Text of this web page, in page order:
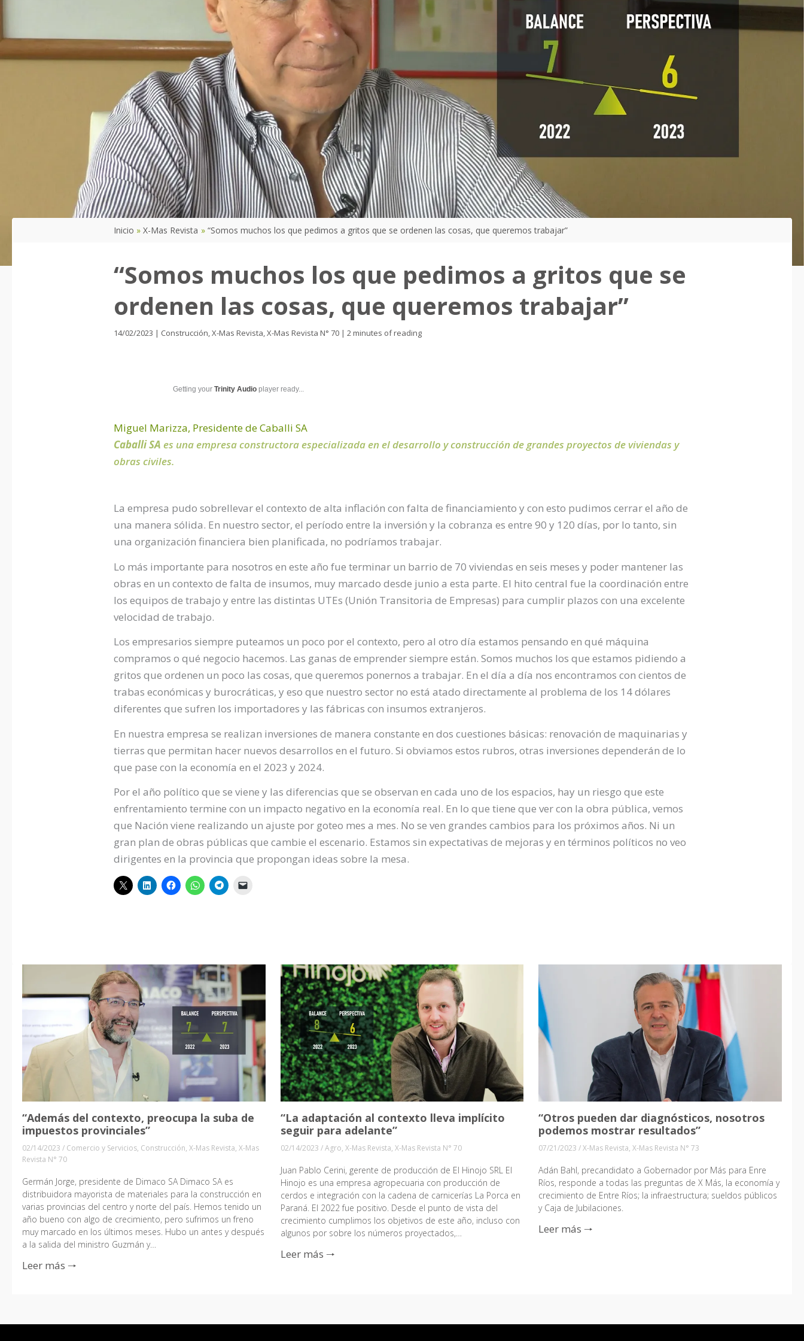
Inicio X-Mas Revista “Somos muchos los que pedimos a gritos que se ordenen las cosas, que queremos trabajar”
“Somos muchos los que pedimos a gritos que se
ordenen las cosas, que queremos trabajar”
14/02/2023 | Construcción,X-Mas Revista,X-Mas Revista N° 70 | 2 minutes of reading
Getting your Trinity Audio player ready...
Miguel Marizza, Presidente de Caballi SA
Caballi SA es una empresa constructora especializada en el desarrollo y construcción de grandes proyectos de viviendas y
obras civiles.
La empresa pudo sobrellevar el contexto de alta inflación con falta de financiamiento y con esto pudimos cerrar el año de
una manera sólida. En nuestro sector, el período entre la inversión y la cobranza es entre 90 y 120 días, por lo tanto, sin
una organización financiera bien planificada, no podríamos trabajar.
Lo más importante para nosotros en este año fue terminar un barrio de 70 viviendas en seis meses y poder mantener las
obras en un contexto de falta de insumos, muy marcado desde junio a esta parte. El hito central fue la coordinación entre
los equipos de trabajo y entre las distintas UTEs (Unión Transitoria de Empresas) para cumplir plazos con una excelente
velocidad de trabajo.
Los empresarios siempre puteamos un poco por el contexto, pero al otro día estamos pensando en qué máquina
compramos o qué negocio hacemos. Las ganas de emprender siempre están. Somos muchos los que estamos pidiendo a
gritos que ordenen un poco las cosas, que queremos ponernos a trabajar. En el día a día nos encontramos con cientos de
trabas económicas y burocráticas, y eso que nuestro sector no está atado directamente al problema de los 14 dólares
diferentes que sufren los importadores y las fábricas con insumos extranjeros.
En nuestra empresa se realizan inversiones de manera constante en dos cuestiones básicas: renovación de maquinarias y
tierras que permitan hacer nuevos desarrollos en el futuro. Si obviamos estos rubros, otras inversiones dependerán de lo
que pase con la economía en el 2023 y 2024.
Por el año político que se viene y las diferencias que se observan en cada uno de los espacios, hay un riesgo que este
enfrentamiento termine con un impacto negativo en la economía real. En lo que tiene que ver con la obra pública, vemos
que Nación viene realizando un ajuste por goteo mes a mes. No se ven grandes cambios para los próximos años. Ni un
gran plan de obras públicas que cambie el escenario. Estamos sin expectativas de mejoras y en términos políticos no veo
dirigentes en la provincia que propongan ideas sobre la mesa.
“Además del contexto, preocupa la suba de
impuestos provinciales”
02/14/2023 / Comercio y Servicios, Construcción, X-Mas Revista, X-Mas
Revista N° 70
Germán Jorge, presidente de Dimaco SA Dimaco SA es
distribuidora mayorista de materiales para la construcción en
varias provincias del centro y norte del país. Hemos tenido un
año bueno con algo de crecimiento, pero sufrimos un freno
muy marcado en los últimos meses. Hubo un antes y después
a la salida del ministro Guzmán y…
Leer más 🠒
“La adaptación al contexto lleva implícito
seguir para adelante”
02/14/2023 /Agro, X-Mas Revista, X-Mas Revista N° 70
Juan Pablo Cerini, gerente de producción de El Hinojo SRL El
Hinojo es una empresa agropecuaria con producción de
cerdos e integración con la cadena de carnicerías La Porca en
Paraná. El 2022 fue positivo. Desde el punto de vista del
crecimiento cumplimos los objetivos de este año, incluso con
algunos por sobre los números proyectados,…
Leer más 🠒
“Otros pueden dar diagnósticos, nosotros
podemos mostrar resultados”
07/21/2023/X-Mas Revista,X-Mas Revista N° 73
Adán Bahl, precandidato a Gobernador por Más para Enre
Ríos, responde a todas las preguntas de X Más, la economía y
crecimiento de Entre Ríos; la infraestructura; sueldos públicos
y Caja de Jubilaciones.
Leer más 🠒